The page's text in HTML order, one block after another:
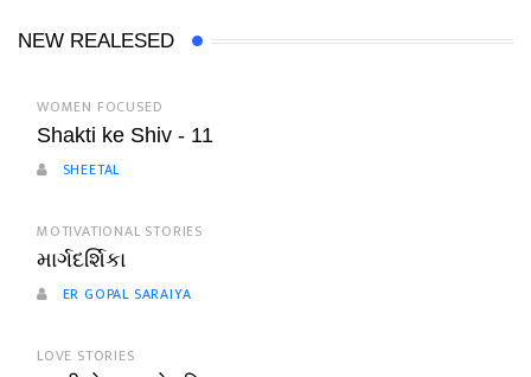
NEW REALESED
WOMEN FOCUSED
Shakti ke Shiv - 11
SHEETAL
MOTIVATIONAL STORIES
માર્ગદર્શિકા
ER GOPAL SARAIYA
LOVE STORIES